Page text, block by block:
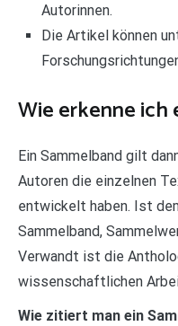
Autorinnen.
Die Artikel können
Wie erkenne ich
Ein Sammelband gilt
Autoren die einzelnen
entwickelt haben. Ist
Sammelband,
Verwandt ist die
wissenschaftlichen
Wie zitiert man ein